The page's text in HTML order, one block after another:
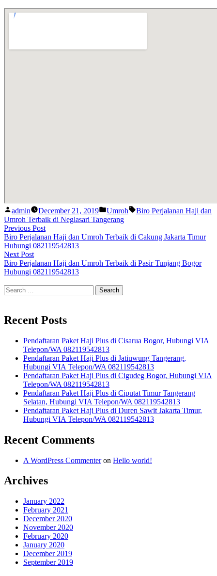
Posted
by
admin December 21, 2019
Posted
in
Umroh Tags:
Biro Perjalanan Haji dan
Umroh Terbaik di Neglasari Tangerang
Post
navigation
Previous PostPrevious
post:
Biro Perjalanan Haji dan Umroh Terbaik di Cakung Jakarta Timur
Hubungi 082119542813
Next PostNext
post:
Biro Perjalanan Haji dan Umroh Terbaik di Pasir Tunjang Bogor
Hubungi 082119542813
Search
for:
Recent Posts
Pendaftaran Paket Haji Plus di Cisarua Bogor, Hubungi VIA
Telepon/WA 082119542813
Pendaftaran Paket Haji Plus di Jatiuwung Tangerang,
Hubungi VIA Telepon/WA 082119542813
Pendaftaran Paket Haji Plus di Cigudeg Bogor, Hubungi VIA
Telepon/WA 082119542813
Pendaftaran Paket Haji Plus di Ciputat Timur Tangerang
Selatan, Hubungi VIA Telepon/WA 082119542813
Pendaftaran Paket Haji Plus di Duren Sawit Jakarta Timur,
Hubungi VIA Telepon/WA 082119542813
Recent Comments
A WordPress Commenteron Hello world!
Archives
January 2022
February 2021
December 2020
November 2020
February 2020
January 2020
December 2019
September 2019